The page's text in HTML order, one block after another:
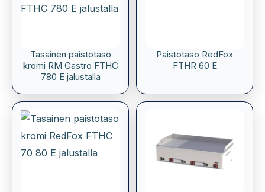
Tasainen paistotaso
kromi RM Gastro FTHC
780 E jalustalla
Paistotaso RedFox
FTHR 60 E